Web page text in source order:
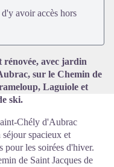
avoir accès hors
rénovée, avec jardin
sur le Chemin de
Laguiole et
ski.
Chély d'Aubrac
spacieux et
pour les soirées d'hiver.
de Saint Jacques de